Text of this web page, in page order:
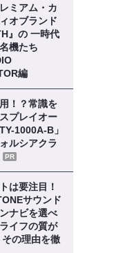
ミアム・カ
オブランド
』の 一時代
機たち
編
！？常識を
プレイオー
1000A-B」
ルシアクラ
PR
は要注目！
サウンド
ナビを選べ
イフの質が
その理由を徹